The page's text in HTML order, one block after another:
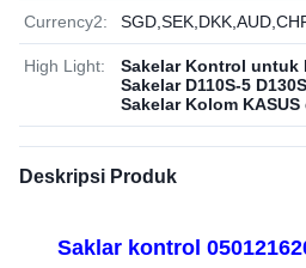
Currency2:
High Light: Sakelar Kontrol untuk
Sakelar D110S-5
Sakelar Kolom
Deskripsi Produk
Saklar kontrol